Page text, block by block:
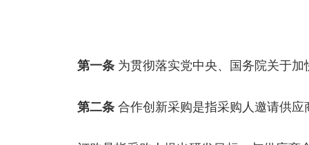
第一条 为贯彻落实党中央、国务院关于
第二条 合作创新采购是指采购人邀请供